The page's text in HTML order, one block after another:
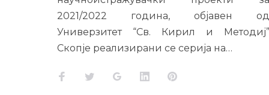
2021/2022 година, објавен од
Универзитет “Св. Кирил и Методиј”
Скопје реализирани се серија на…